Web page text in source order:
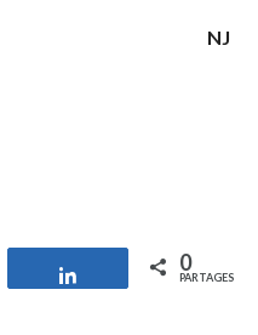
NJ
Partagez 0
PARTAGES